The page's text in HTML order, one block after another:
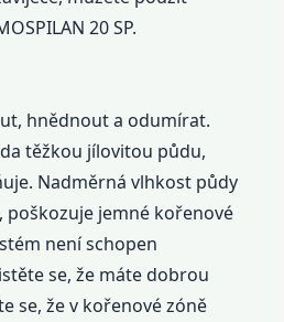
20 SP.
hnědnout a odumírat.
těžkou jílovitou půdu,
Nadměrná vlhkost půdy
poškozuje jemné kořenové
není schopen
se, že máte dobrou
se, že v kořenové zóně